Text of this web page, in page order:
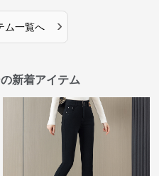
ム一覧へ ›
新着アイテム